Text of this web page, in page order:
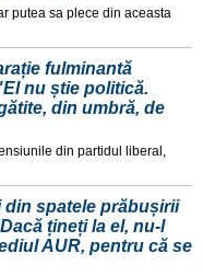
putea sa plece din aceasta
fulminantă
nu știe politică.
din umbră, de
din partidul liberal,
din spatele prăbușirii
țineți la el, nu-l
AUR, pentru că se